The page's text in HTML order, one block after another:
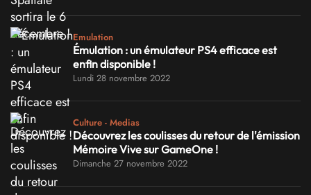
Emulation
Émulation : un émulateur PS4 efficace est
enfin disponible !
Lundi 28 novembre 2022
Culture - Medias
Découvrez les coulisses du retour de l'émission
Mémoire Vive sur GameOne !
Dimanche 27 novembre 2022